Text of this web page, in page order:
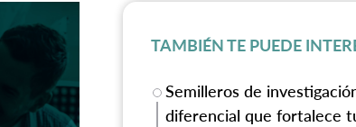
TAMBIÉN TE PUEDE
Semilleros de
diferencial que fortalece